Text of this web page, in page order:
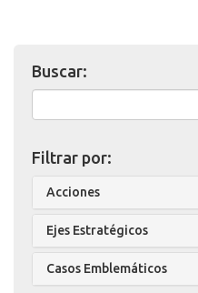
Buscar:
Filtrar por:
Acciones
Ejes Estratégicos
Casos Emblemáticos